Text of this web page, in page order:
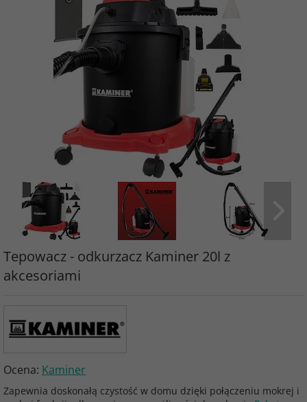
Tepowacz - odkurzacz Kaminer 20l z
akcesoriami
Ocena: Kaminer
Zapewnia doskonałą czystość w domu dzięki połączeniu mokrej i